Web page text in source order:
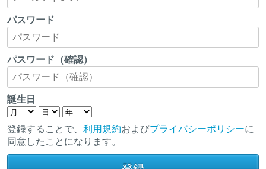
パスワード
パスワード（確認）
誕生日
登録することで、 利用規約およびプライバシーポリシーに
同意したことになります。